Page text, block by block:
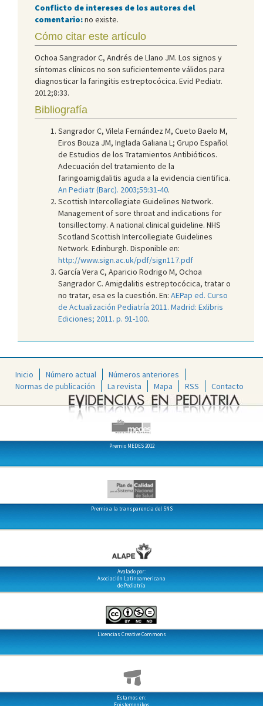
Conflicto de intereses de los autores del
comentario:no existe.
Cómo citar este artículo
Ochoa Sangrador C, Andrés de Llano JM. Los signos y
síntomas clínicos no son suficientemente válidos para
diagnosticar la faringitis estreptocócica. Evid Pediatr.
2012;8:33.
Bibliografía
Sangrador C, Vilela Fernández M, Cueto Baelo M,
Eiros Bouza JM, Inglada Galiana L; Grupo Español
de Estudios de los Tratamientos Antibióticos.
Adecuación del tratamiento de la
faringoamigdalitis aguda a la evidencia cientifica.
An Pediatr (Barc). 2003;59:31-40.
Scottish Intercollegiate Guidelines Network.
Management of sore throat and indications for
tonsillectomy. A national clinical guideline. NHS
Scotland Scottish Intercollegiate Guidelines
Network. Edinburgh. Disponible en:
http://www.sign.ac.uk/pdf/sign117.pdf
García Vera C, Aparicio Rodrigo M, Ochoa
Sangrador C. Amigdalitis estreptocócica, tratar o
no tratar, esa es la cuestión. En: AEPap ed. Curso
de Actualización Pediatría 2011. Madrid: Exlibris
Ediciones; 2011. p. 91-100.
Inicio Número actual
Números anteriores
Normas de publicación
La revista Mapa RSS Contacto
Premio MEDES 2012
Premio a la transparencia del SNS
Avalado por:
Asociación Latinoamericana
de Pediatría
Licencias Creative Commons
Estamos en:
Epistemonikos